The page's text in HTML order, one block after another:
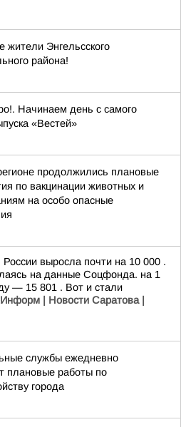
жители Энгельсского
района!
Начинаем день с самого
«Вестей»
продолжились плановые
по вакцинации животных и
на особо опасные
выросла почти на 10 000 .
на данные Соцфонда. на 1
— 15 801 . Вот и стали
| Новости Саратова |
службы ежедневно
плановые работы по
города